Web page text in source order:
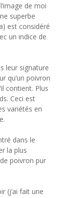
de moi
superbe
est considéré
un indice de
leur signature
qu’un poivron
contient. Plus
Ceci est
variétés en
dans le
la plus
poivron pur
(j’ai fait une